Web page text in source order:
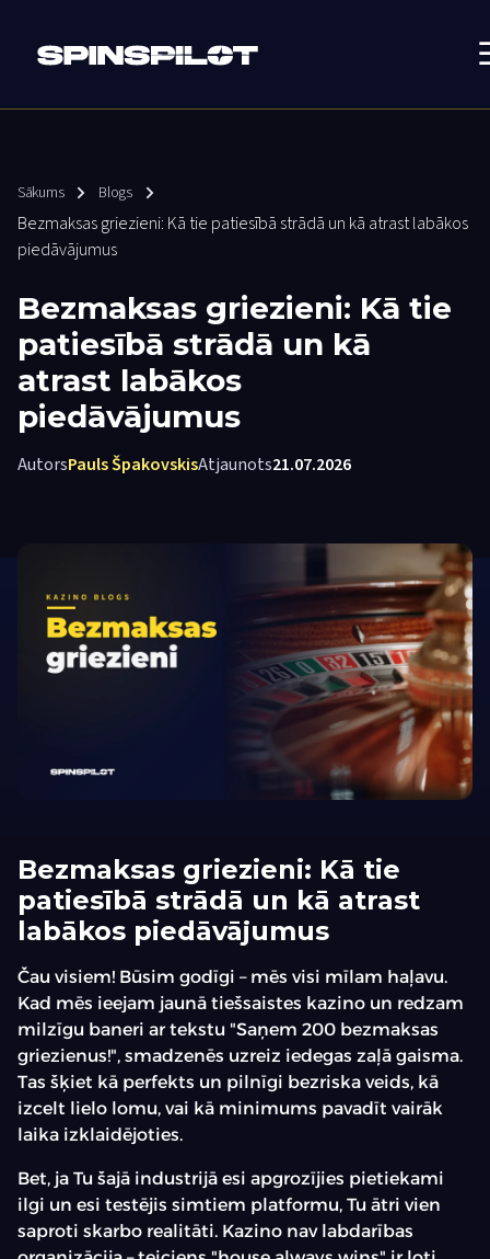
Sākums Blogs
Bezmaksas griezieni: Kā tie patiesībā strādā un kā atrast labākos
piedāvājumus
Bezmaksas griezieni: Kā tie
patiesībā strādā un kā
atrast labākos
piedāvājumus
AutorsPauls ŠpakovskisAtjaunots21.07.2026
Bezmaksas griezieni: Kā tie
patiesībā strādā un kā atrast
labākos piedāvājumus
Čau visiem! Būsim godīgi – mēs visi mīlam haļavu.
Kad mēs ieejam jaunā tiešsaistes kazino un redzam
milzīgu baneri ar tekstu "Saņem 200 bezmaksas
griezienus!", smadzenēs uzreiz iedegas zaļā gaisma.
Tas šķiet kā perfekts un pilnīgi bezriska veids, kā
izcelt lielo lomu, vai kā minimums pavadīt vairāk
laika izklaidējoties.
Bet, ja Tu šajā industrijā esi apgrozījies pietiekami
ilgi un esi testējis simtiem platformu, Tu ātri vien
saproti skarbo realitāti. Kazino nav labdarības